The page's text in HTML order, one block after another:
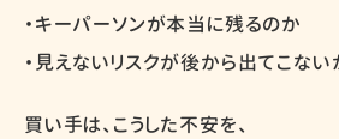
・キーパーソンが本当に残るのか
・見えないリスクが後から出てこない
買い手は、こうした不安を、